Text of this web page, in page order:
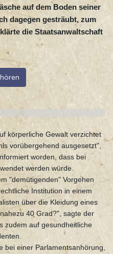
auf dem Boden seiner
dagegen gesträubt, zum
die Staatsanwaltschaft
körperliche Gewalt verzichtet
vorübergehend ausgesetzt",
worden, dass bei
werden würde.
"demütigenden" Vorgehen
Institution in einem
über die Kleidung eines
40 Grad?", sagte der
zudem auf gesundheitliche
bei einer Parlamentsanhörung,